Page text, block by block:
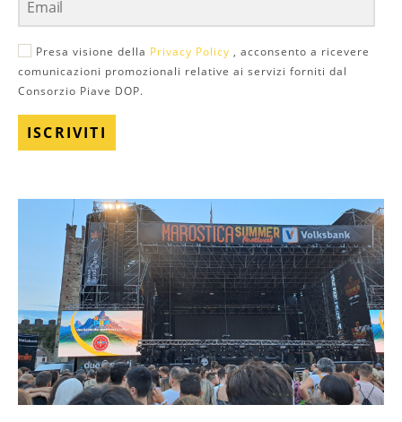
Presa visione della Privacy Policy , acconsento a ricevere
comunicazioni promozionali relative ai servizi forniti dal
Consorzio Piave DOP.
ISCRIVITI